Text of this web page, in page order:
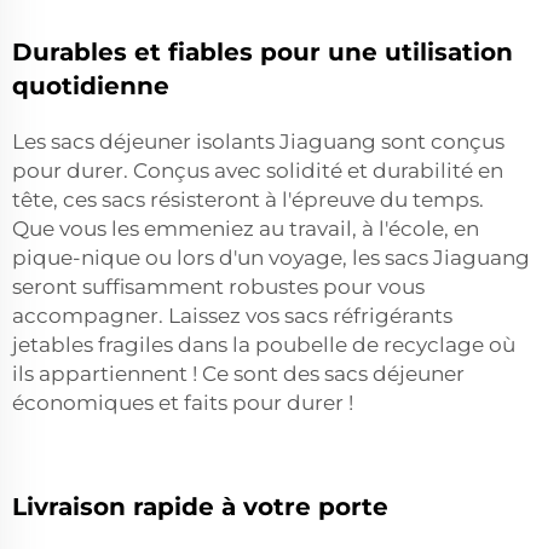
Durables et fiables pour une utilisation
quotidienne
Les sacs déjeuner isolants Jiaguang sont conçus
pour durer. Conçus avec solidité et durabilité en
tête, ces sacs résisteront à l'épreuve du temps.
Que vous les emmeniez au travail, à l'école, en
pique-nique ou lors d'un voyage, les sacs Jiaguang
seront suffisamment robustes pour vous
accompagner. Laissez vos sacs réfrigérants
jetables fragiles dans la poubelle de recyclage où
ils appartiennent ! Ce sont des sacs déjeuner
économiques et faits pour durer !
Livraison rapide à votre porte